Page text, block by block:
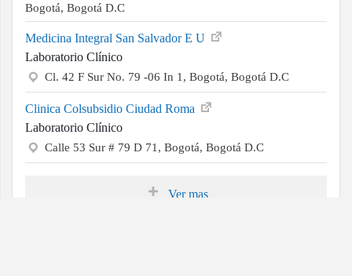
Bogotá, Bogotá D.C
Medicina Integral San Salvador E U
Laboratorio Clínico
Cl. 42 F Sur No. 79 -06 In 1, Bogotá, Bogotá D.C
Clinica Colsubsidio Ciudad Roma
Laboratorio Clínico
Calle 53 Sur # 79 D 71, Bogotá, Bogotá D.C
Ver mas